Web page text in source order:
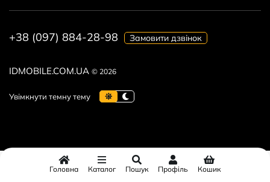
IDMOBILE.COM.UA © 2026
+38 (097) 884-28-98 Замовити дзвінок
Головна Каталог Пошук Профіль Кошик